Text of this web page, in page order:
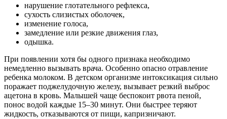
нарушение глотательного рефлекса,
сухость слизистых оболочек,
изменение голоса,
замедление или резкие движения глаз,
одышка.
При появлении хотя бы одного признака необходимо
немедленно вызывать врача. Особенно опасно отравление
ребенка молоком. В детском организме интоксикация сильно
поражает поджелудочную железу, вызывает резкий выброс
ацетона в кровь. Малышей чаще беспокоит рвота пеной,
понос водой каждые 15–30 минут. Они быстрее теряют
жидкость, отказываются от пищи, капризничают.